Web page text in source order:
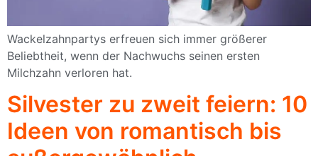
Wackelzahnpartys erfreuen sich immer größerer
Beliebtheit, wenn der Nachwuchs seinen ersten
Milchzahn verloren hat.
Silvester zu zweit feiern: 10
Ideen von romantisch bis